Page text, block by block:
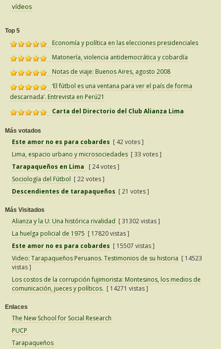
vídeos
Top 5
Economía y política en las elecciones presidenciales
Matonería, violencia antidemocrática y cobardía
Notas de viaje: Buenos Aires, agosto 2008
‘El fútbol es una ventana para ver el país de forma
descarnada’. Entrevista en Perú21
Carta del Directorio del Club Alianza Lima
Más votados
Este amor no es para cobardes [ 42 votes ]
Lima, espacio urbano y microsociedades [ 33 votes ]
Tarapaqueños en Lima
[ 24 votes ]
Sociología del Fútbol [ 22 votes ]
Descendientes de tarapaqueños [ 21 votes ]
Más Visitados
Alianza y la U: Una histórica rivalidad [ 31302 vistas ]
La huelga policial de 1975 [ 17820 vistas ]
Este amor no es para cobardes [ 15507 vistas ]
Video: Tarapaqueños Peruanos. Testimonios de su historia [ 14523
vistas ]
Los costos de la corrupción fujimorista: Montesinos, los medios de
comunicación, jueces y políticos. [ 14271 vistas ]
Enlaces
The New School for Social Research
PUCP
Tarapaqueños